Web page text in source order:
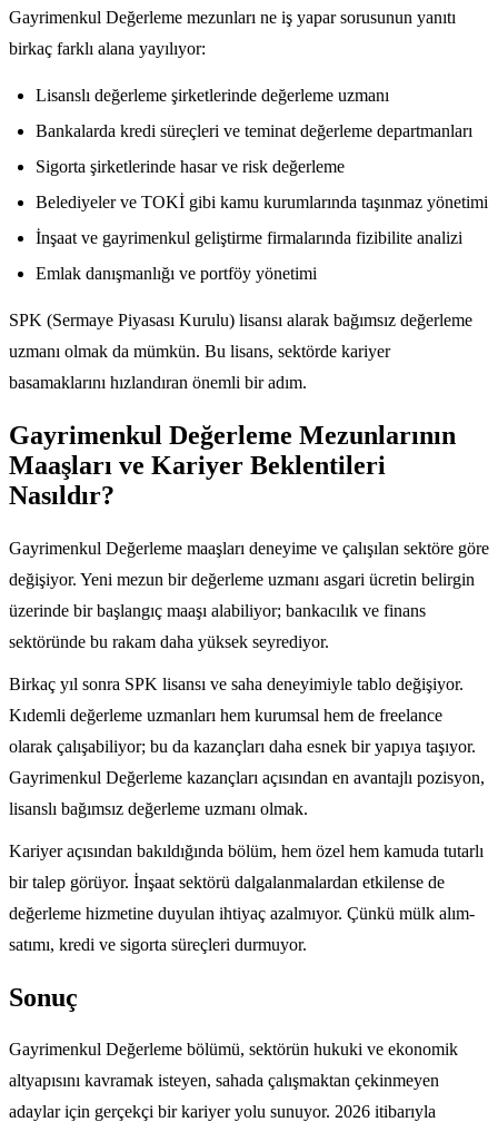
Gayrimenkul Değerleme mezunları ne iş yapar sorusunun yanıtı
birkaç farklı alana yayılıyor:
Lisanslı değerleme şirketlerinde değerleme uzmanı
Bankalarda kredi süreçleri ve teminat değerleme departmanları
Sigorta şirketlerinde hasar ve risk değerleme
Belediyeler ve TOKİ gibi kamu kurumlarında taşınmaz yönetimi
İnşaat ve gayrimenkul geliştirme firmalarında fizibilite analizi
Emlak danışmanlığı ve portföy yönetimi
SPK (Sermaye Piyasası Kurulu) lisansı alarak bağımsız değerleme
uzmanı olmak da mümkün. Bu lisans, sektörde kariyer
basamaklarını hızlandıran önemli bir adım.
Gayrimenkul Değerleme Mezunlarının
Maaşları ve Kariyer Beklentileri
Nasıldır?
Gayrimenkul Değerleme maaşları deneyime ve çalışılan sektöre göre
değişiyor. Yeni mezun bir değerleme uzmanı asgari ücretin belirgin
üzerinde bir başlangıç maaşı alabiliyor; bankacılık ve finans
sektöründe bu rakam daha yüksek seyrediyor.
Birkaç yıl sonra SPK lisansı ve saha deneyimiyle tablo değişiyor.
Kıdemli değerleme uzmanları hem kurumsal hem de freelance
olarak çalışabiliyor; bu da kazançları daha esnek bir yapıya taşıyor.
Gayrimenkul Değerleme kazançları açısından en avantajlı pozisyon,
lisanslı bağımsız değerleme uzmanı olmak.
Kariyer açısından bakıldığında bölüm, hem özel hem kamuda tutarlı
bir talep görüyor. İnşaat sektörü dalgalanmalardan etkilense de
değerleme hizmetine duyulan ihtiyaç azalmıyor. Çünkü mülk alım-
satımı, kredi ve sigorta süreçleri durmuyor.
Sonuç
Gayrimenkul Değerleme bölümü, sektörün hukuki ve ekonomik
altyapısını kavramak isteyen, sahada çalışmaktan çekinmeyen
adaylar için gerçekçi bir kariyer yolu sunuyor. 2026 itibarıyla